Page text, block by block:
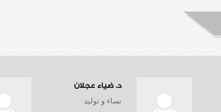
د. ضياء عجلان
نساء و توليد